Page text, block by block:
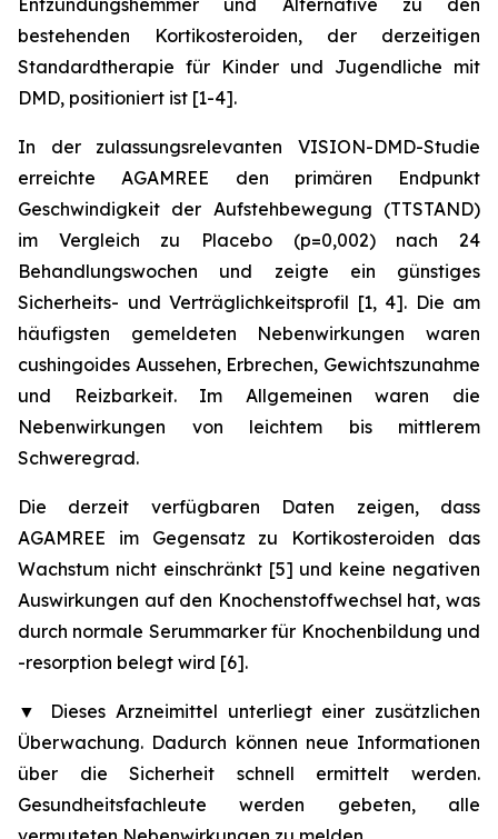
Entzündungshemmer und Alternative zu den
bestehenden Kortikosteroiden, der derzeitigen
Standardtherapie für Kinder und Jugendliche mit
DMD, positioniert ist [1-4].
In der zulassungsrelevanten VISION-DMD-Studie
erreichte AGAMREE den primären Endpunkt
Geschwindigkeit der Aufstehbewegung (TTSTAND)
im Vergleich zu Placebo (p=0,002) nach 24
Behandlungswochen und zeigte ein günstiges
Sicherheits- und Verträglichkeitsprofil [1, 4]. Die am
häufigsten gemeldeten Nebenwirkungen waren
cushingoides Aussehen, Erbrechen, Gewichtszunahme
und Reizbarkeit. Im Allgemeinen waren die
Nebenwirkungen von leichtem bis mittlerem
Schweregrad.
Die derzeit verfügbaren Daten zeigen, dass
AGAMREE im Gegensatz zu Kortikosteroiden das
Wachstum nicht einschränkt [5] und keine negativen
Auswirkungen auf den Knochenstoffwechsel hat, was
durch normale Serummarker für Knochenbildung und
-resorption belegt wird [6].
▼
Dieses Arzneimittel unterliegt einer zusätzlichen
Überwachung. Dadurch können neue Informationen
über die Sicherheit schnell ermittelt werden.
Gesundheitsfachleute werden gebeten, alle